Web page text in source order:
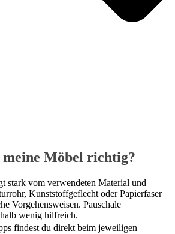
Möbel richtig?
stark vom verwendeten Material und
Kunststoffgeflecht oder Papierfaser
Vorgehensweisen. Pauschale
wenig hilfreich.
findest du direkt beim jeweiligen